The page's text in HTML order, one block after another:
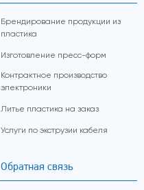
Брендирование продукции из
пластика
Изготовление пресс-форм
Контрактное производство
электроники
Литье пластика на заказ
Услуги по экструзии кабеля
Обратная связь